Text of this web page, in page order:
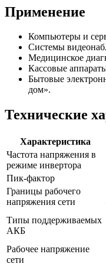
Применение
Компьютеры и
Системы
Медицинское
Кассовые
Бытовые
дом».
Технические
Характеристика
Частота напряжения в
режиме инвертора
Пик-фактор
Границы рабочего
напряжения сети
Типы поддерживаемых
АКБ
Рабочее напряжение
сети